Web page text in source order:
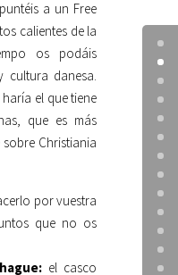
a un Free
calientes de la
os podáis
danesa.
el que tiene
que es más
Christiania
por vuestra
que no os
el casco